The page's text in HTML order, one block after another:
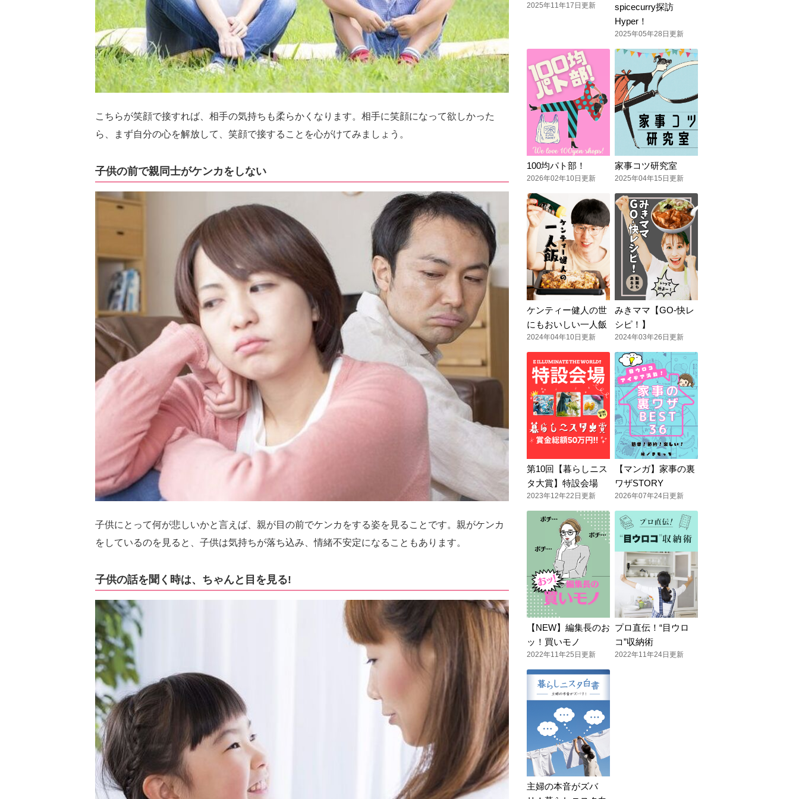
こちらが笑顔で接すれば、相手の気持ちも柔らかくなります。相手に笑顔になって欲しかった
ら、まず自分の心を解放して、笑顔で接することを心がけてみましょう。
子供の前で親同士がケンカをしない
子供にとって何が悲しいかと言えば、親が目の前でケンカをする姿を見ることです。親がケンカ
をしているのを見ると、子供は気持ちが落ち込み、情緒不安定になることもあります。
子供の話を聞く時は、ちゃんと目を見る!
2025年11年17日更新
spicecurry探訪
Hyper！
2025年05年28日更新
100均パト部！
2026年02年10日更新
家事コツ研究室
2025年04年15日更新
ケンティー健人の世
にもおいしい一人飯
2024年04年10日更新
みきママ【GO-快レ
シピ！】
2024年03年26日更新
第10回【暮らしニス
タ大賞】特設会場
2023年12年22日更新
【マンガ】家事の裏
ワザSTORY
2026年07年24日更新
【NEW】編集長のお
ッ！買いモノ
2022年11年25日更新
プロ直伝！“目ウロ
コ”収納術
2022年11年24日更新
主婦の本音がズバ